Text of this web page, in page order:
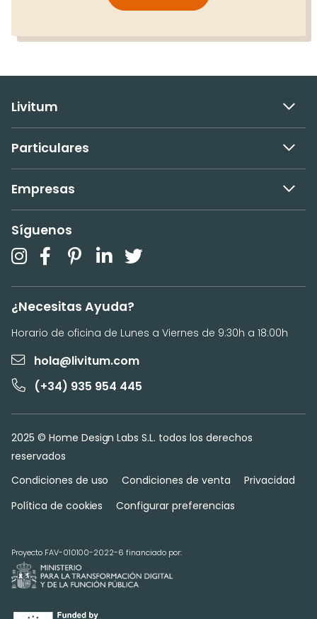
Livitum
Particulares
Empresas
Síguenos
¿Necesitas Ayuda?
Horario de oficina de Lunes a Viernes de 9:30h a 18:00h
hola@livitum.com
(+34) 935 954 445
2025 © Home Design Labs S.L. todos los derechos
reservados
Condiciones de uso
Condiciones de venta
Privacidad
Política de cookies
Configurar preferencias
Proyecto FAV-010100-2022-6 financiado por: